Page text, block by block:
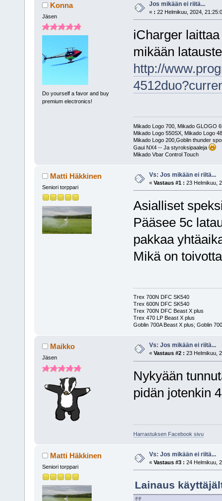
Konna
Jäsen
Do yourself a favor and buy
premium electronics!
Jos mikään ei riitä...
« : 22 Helmikuu, 2024,
iCharger
mikään
http://
Mikado Logo 700, Mikado GLOGO
Mikado Logo 550SX, Mikado Logo
Mikado Logo 200,Goblin thunder
Gaui NX4 -- Ja styroksipaaleja
Mikado Vbar Control Touch
Matti Häkkinen
Seniori torppari
Vs: Jos mikään ei riitä...
« Vastaus #1 : 23 Helmikuu,
Asialliset
Pääsee 5c
pakkaa
Mikä on
Trex 700N DFC SK540
Trex 600N DFC SK540
Trex 700N DFC Beast X plus
Trex 470 LP Beast X plus
Goblin 700A Beast X plus; Goblin
Maikko
Jäsen
Vs: Jos mikään ei riitä...
« Vastaus #2 : 23 Helmikuu,
Nykyään
pidän jotenkin
Harrastuksen Facebook sivu
Matti Häkkinen
Seniori torppari
Vs: Jos mikään ei riitä...
« Vastaus #3 : 24 Helmikuu,
Lainaus